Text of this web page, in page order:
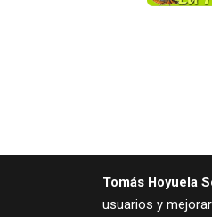
Tomás Hoyuela
usuarios y